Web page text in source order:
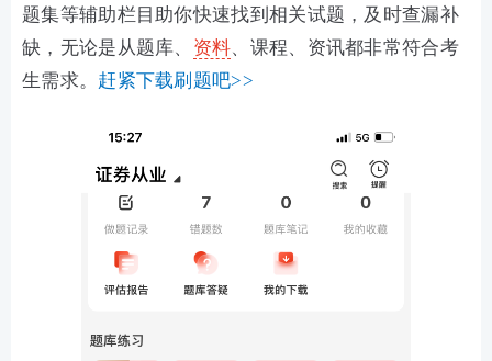
题集等辅助栏目助你快速找到相关试题，及时查漏补
缺，无论是从题库、 资料、课程、资讯都非常符合考
生需求。 赶紧下载刷题吧>>